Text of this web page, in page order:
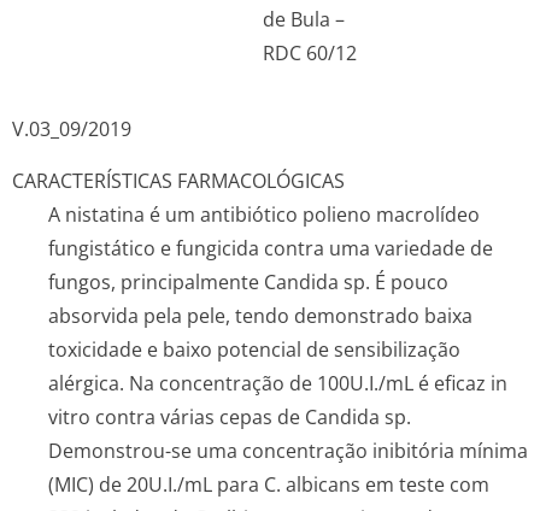
de Bula –
RDC 60/12
V.03_09/2019
CARACTERÍSTICAS FARMACOLÓGICAS
A nistatina é um antibiótico polieno macrolídeo
fungistático e fungicida contra uma variedade de
fungos, principalmente Candida sp. É pouco
absorvida pela pele, tendo demonstrado baixa
toxicidade e baixo potencial de sensibilização
alérgica. Na concentração de 100U.I./mL é eficaz in
vitro contra várias cepas de Candida sp.
Demonstrou-se uma concentração inibitória mínima
(MIC) de 20U.I./mL para C. albicans em teste com